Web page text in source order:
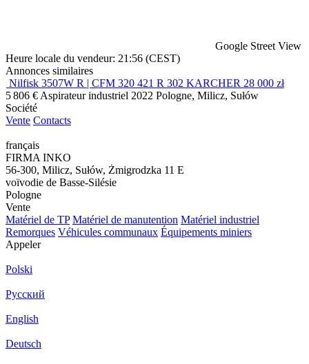
Google Street View
Heure locale du vendeur: 21:56 (CEST)
Annonces similaires
Nilfisk 3507W R | CFM 320 421 R 302 KARCHER 28 000 zł
5 806 € Aspirateur industriel 2022 Pologne, Milicz, Sułów
Société
Vente Contacts
français
FIRMA INKO
56-300, Milicz, Sułów, Żmigrodzka 11 E
voïvodie de Basse-Silésie
Pologne
Vente
Matériel de TP Matériel de manutention Matériel industriel
Remorques Véhicules communaux Équipements miniers
Appeler
Polski
Русский
English
Deutsch